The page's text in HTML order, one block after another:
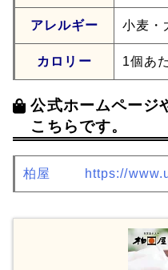
アレルギー 小麦・
カロリー 1個あ
公式ホームページ
こちらです。
柏屋 https://